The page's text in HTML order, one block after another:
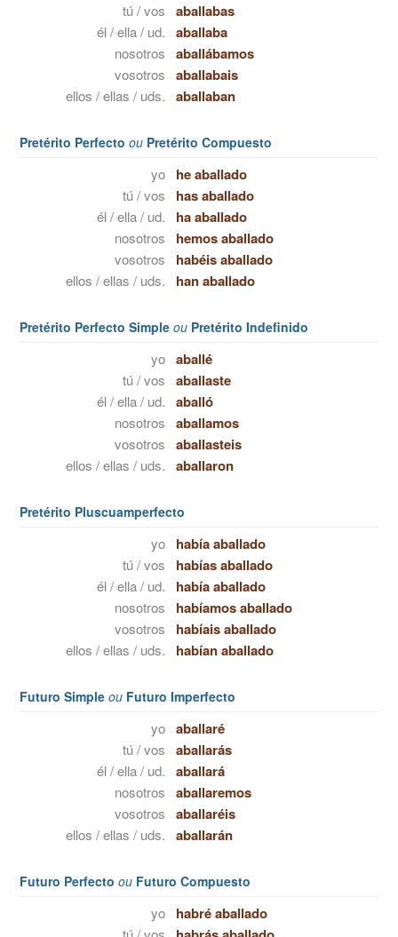
tú / vos aballabas
él / ella / ud. aballaba
nosotros aballábamos
vosotros aballabais
ellos / ellas / uds. aballaban
Pretérito Perfecto ou Pretérito Compuesto
yo he aballado
tú / vos has aballado
él / ella / ud. ha aballado
nosotros hemos aballado
vosotros habéis aballado
ellos / ellas / uds. han aballado
Pretérito Perfecto Simple ou Pretérito Indefinido
yo aballé
tú / vos aballaste
él / ella / ud. aballó
nosotros aballamos
vosotros aballasteis
ellos / ellas / uds. aballaron
Pretérito Pluscuamperfecto
yo había aballado
tú / vos habías aballado
él / ella / ud. había aballado
nosotros habíamos aballado
vosotros habíais aballado
ellos / ellas / uds. habían aballado
Futuro Simple ou Futuro Imperfecto
yo aballaré
tú / vos aballarás
él / ella / ud. aballará
nosotros aballaremos
vosotros aballaréis
ellos / ellas / uds. aballarán
Futuro Perfecto ou Futuro Compuesto
yo habré aballado